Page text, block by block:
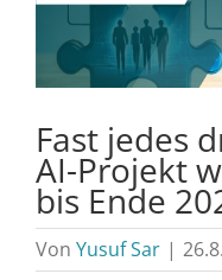
Fast jedes
AI-Projekt
bis Ende
Von Yusuf Sar |